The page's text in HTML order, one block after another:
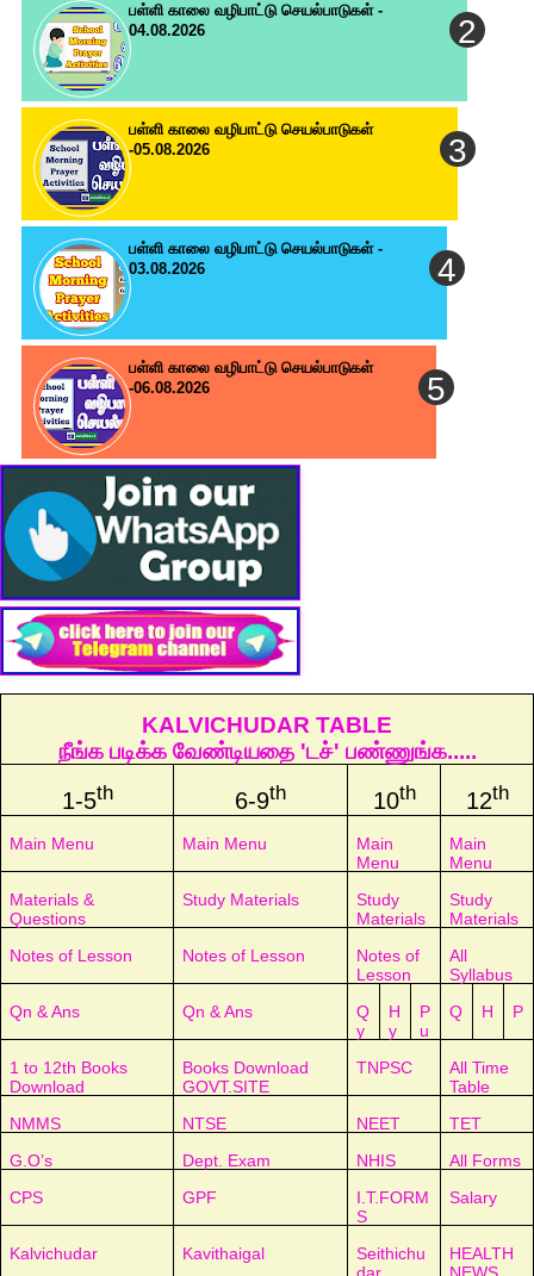
பள்ளி காலை வழிபாட்டு செயல்பாடுகள் -
04.08.2026
பள்ளி காலை வழிபாட்டு செயல்பாடுகள்
-05.08.2026
பள்ளி காலை வழிபாட்டு செயல்பாடுகள் -
03.08.2026
பள்ளி காலை வழிபாட்டு செயல்பாடுகள்
-06.08.2026
KALVICHUDAR TABLE
நீங்க படிக்க வேண்டியதை 'டச்' பண்ணுங்க.....
1-5th 6-9th 10th 12th
Main Menu Main Menu
Main
Menu
Main
Menu
Materials &
Questions
Study Materials
Study
Materials
Study
Materials
Notes of Lesson
Notes of Lesson
Notes of
Lesson
All
Syllabus
Qn & Ans
Qn & Ans
Q
y
H
y
P
u
Q H P
1 to 12th Books
Download
Books Download
GOVT.SITE
TNPSC
All Time
Table
NMMS
NTSE NEET
TET
G.O’s
Dept. Exam NHIS
All Forms
CPS
GPF
I.T.FORM
S
Salary
Kalvichudar Kavithaigal
Seithichu
dar
HEALTH
NEWS